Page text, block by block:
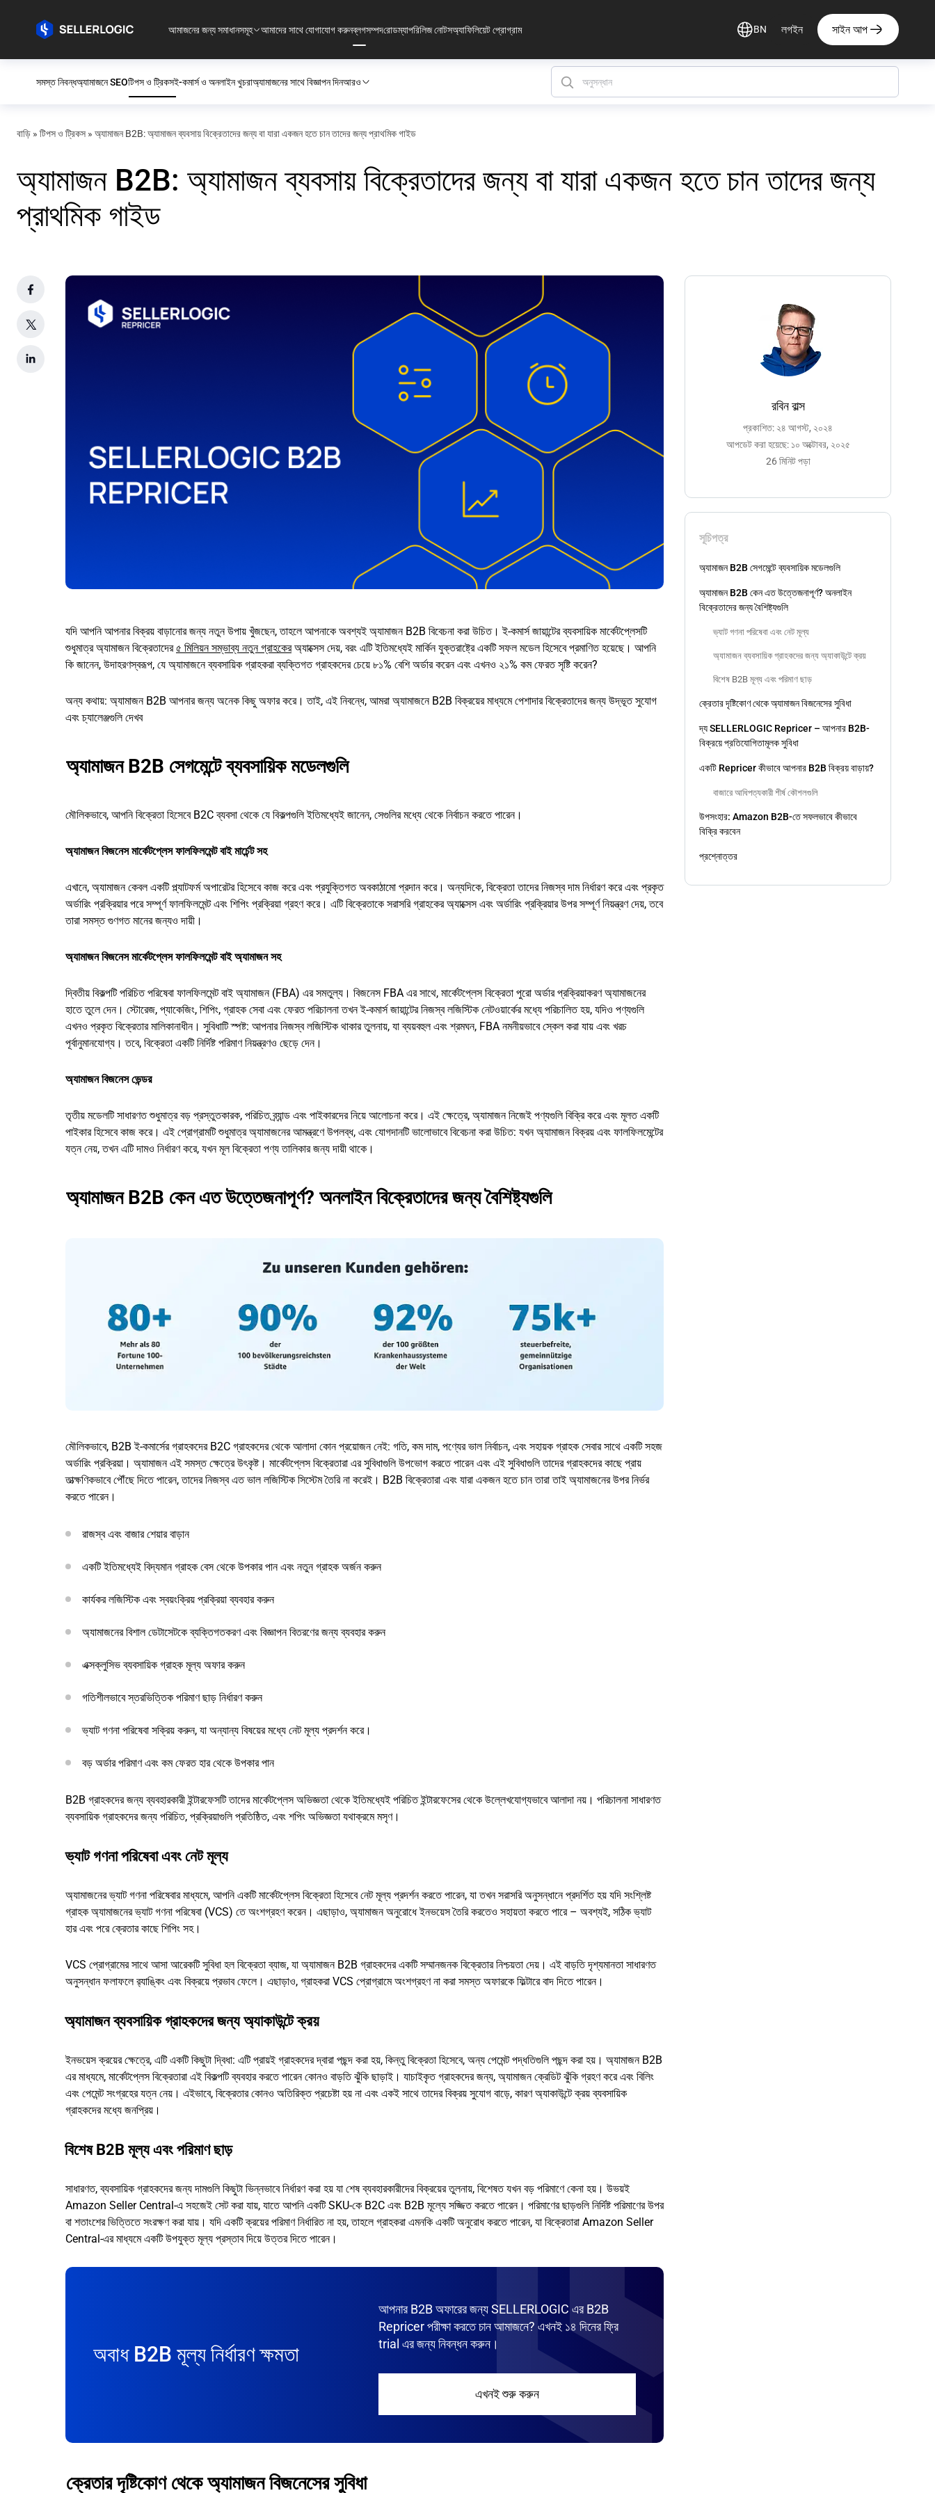
আমাজনের জন্য সমাধানসমূহ আমাদের সাথে যোগাযোগ করুনব্লগসম্পদরোডম্যাপরিলিজ নোটসঅ্যাফিলিয়েট প্রোগ্রাম BN লগইন সাইন আপ
সমস্ত নিবন্ধঅ্যামাজনে SEOটিপস ও ট্রিকসই-কমার্স ও অনলাইন খুচরাঅ্যামাজনের সাথে বিজ্ঞাপন দিনআরও
বাড়ি » টিপস ও ট্রিকস » অ্যামাজন B2B: অ্যামাজন ব্যবসায় বিক্রেতাদের জন্য বা যারা একজন হতে চান তাদের জন্য প্রাথমিক গাইড
অ্যামাজন B2B: অ্যামাজন ব্যবসায় বিক্রেতাদের জন্য বা যারা একজন হতে চান তাদের জন্য
প্রাথমিক গাইড
রবিন বাল্স
প্রকাশিত: ২৪ আগস্ট, ২০২৪
আপডেট করা হয়েছে: ১০ অক্টোবর, ২০২৫
26 মিনিট পড়া
সূচিপত্র
অ্যামাজন B2B সেগমেন্টে ব্যবসায়িক মডেলগুলি
অ্যামাজন B2B কেন এত উত্তেজনাপূর্ণ? অনলাইন
বিক্রেতাদের জন্য বৈশিষ্ট্যগুলি
ভ্যাট গণনা পরিষেবা এবং নেট মূল্য
অ্যামাজন ব্যবসায়িক গ্রাহকদের জন্য অ্যাকাউন্টে ক্রয়
বিশেষ B2B মূল্য এবং পরিমাণ ছাড়
ক্রেতার দৃষ্টিকোণ থেকে অ্যামাজন বিজনেসের সুবিধা
দ্য SELLERLOGIC Repricer – আপনার B2B-
বিক্রয়ে প্রতিযোগিতামূলক সুবিধা
একটি Repricer কীভাবে আপনার B2B বিক্রয় বাড়ায়?
বাজারে আধিপত্যকারী শীর্ষ কৌশলগুলি
উপসংহার: Amazon B2B-তে সফলভাবে কীভাবে
বিক্রি করবেন
প্রশ্নোত্তর
যদি আপনি আপনার বিক্রয় বাড়ানোর জন্য নতুন উপায় খুঁজছেন, তাহলে আপনাকে অবশ্যই অ্যামাজন B2B বিবেচনা করা উচিত। ই-কমার্স জায়ান্টের ব্যবসায়িক মার্কেটপ্লেসটি
শুধুমাত্র অ্যামাজন বিক্রেতাদের৫ মিলিয়ন সম্ভাব্য নতুন গ্রাহকেরঅ্যাক্সেস দেয়, বরং এটি ইতিমধ্যেই মার্কিন যুক্তরাষ্ট্রে একটি সফল মডেল হিসেবে প্রমাণিত হয়েছে। আপনি
কি জানেন, উদাহরণস্বরূপ, যে অ্যামাজনে ব্যবসায়িক গ্রাহকরা ব্যক্তিগত গ্রাহকদের চেয়ে ৮১% বেশি অর্ডার করেন এবং এখনও ২১% কম ফেরত সৃষ্টি করেন?
অন্য কথায়: অ্যামাজন B2B আপনার জন্য অনেক কিছু অফার করে। তাই, এই নিবন্ধে, আমরা অ্যামাজনে B2B বিক্রয়ের মাধ্যমে পেশাদার বিক্রেতাদের জন্য উদ্ভূত সুযোগ
এবং চ্যালেঞ্জগুলি দেখব
অ্যামাজন B2B সেগমেন্টে ব্যবসায়িক মডেলগুলি
মৌলিকভাবে, আপনি বিক্রেতা হিসেবে B2C ব্যবসা থেকে যে বিকল্পগুলি ইতিমধ্যেই জানেন, সেগুলির মধ্যে থেকে নির্বাচন করতে পারেন।
অ্যামাজন বিজনেস মার্কেটপ্লেস ফালফিলমেন্ট বাই মার্চেন্ট সহ
এখানে, অ্যামাজন কেবল একটি প্ল্যাটফর্ম অপারেটর হিসেবে কাজ করে এবং প্রযুক্তিগত অবকাঠামো প্রদান করে। অন্যদিকে, বিক্রেতা তাদের নিজস্ব দাম নির্ধারণ করে এবং প্রকৃত
অর্ডারিং প্রক্রিয়ার পরে সম্পূর্ণ ফালফিলমেন্ট এবং শিপিং প্রক্রিয়া গ্রহণ করে। এটি বিক্রেতাকে সরাসরি গ্রাহকের অ্যাক্সেস এবং অর্ডারিং প্রক্রিয়ার উপর সম্পূর্ণ নিয়ন্ত্রণ দেয়, তবে
তারা সমস্ত গুণগত মানের জন্যও দায়ী।
অ্যামাজন বিজনেস মার্কেটপ্লেস ফালফিলমেন্ট বাই অ্যামাজন সহ
দ্বিতীয় বিকল্পটি পরিচিত পরিষেবা ফালফিলমেন্ট বাই অ্যামাজন (FBA) এর সমতুল্য। বিজনেস FBA এর সাথে, মার্কেটপ্লেস বিক্রেতা পুরো অর্ডার প্রক্রিয়াকরণ অ্যামাজনের
হাতে তুলে দেন। স্টোরেজ, প্যাকেজিং, শিপিং, গ্রাহক সেবা এবং ফেরত পরিচালনা তখন ই-কমার্স জায়ান্টের নিজস্ব লজিস্টিক নেটওয়ার্কের মধ্যে পরিচালিত হয়, যদিও পণ্যগুলি
এখনও প্রকৃত বিক্রেতার মালিকানাধীন। সুবিধাটি স্পষ্ট: আপনার নিজস্ব লজিস্টিক থাকার তুলনায়, যা ব্যয়বহুল এবং শ্রমঘন, FBA নমনীয়ভাবে স্কেল করা যায় এবং খরচ
পূর্বানুমানযোগ্য। তবে, বিক্রেতা একটি নির্দিষ্ট পরিমাণ নিয়ন্ত্রণও ছেড়ে দেন।
অ্যামাজন বিজনেস ভেন্ডর
তৃতীয় মডেলটি সাধারণত শুধুমাত্র বড় প্রস্তুতকারক, পরিচিত ব্র্যান্ড এবং পাইকারদের নিয়ে আলোচনা করে। এই ক্ষেত্রে, অ্যামাজন নিজেই পণ্যগুলি বিক্রি করে এবং মূলত একটি
পাইকার হিসেবে কাজ করে। এই প্রোগ্রামটি শুধুমাত্র অ্যামাজনের আমন্ত্রণে উপলব্ধ, এবং যোগদানটি ভালোভাবে বিবেচনা করা উচিত: যখন অ্যামাজন বিক্রয় এবং ফালফিলমেন্টের
যত্ন নেয়, তখন এটি দামও নির্ধারণ করে, যখন মূল বিক্রেতা পণ্য তালিকার জন্য দায়ী থাকে।
অ্যামাজন B2B কেন এত উত্তেজনাপূর্ণ? অনলাইন বিক্রেতাদের জন্য বৈশিষ্ট্যগুলি
মৌলিকভাবে, B2B ই-কমার্সের গ্রাহকদের B2C গ্রাহকদের থেকে আলাদা কোন প্রয়োজন নেই: গতি, কম দাম, পণ্যের ভাল নির্বাচন, এবং সহায়ক গ্রাহক সেবার সাথে একটি সহজ
অর্ডারিং প্রক্রিয়া। অ্যামাজন এই সমস্ত ক্ষেত্রে উৎকৃষ্ট। মার্কেটপ্লেস বিক্রেতারা এর সুবিধাগুলি উপভোগ করতে পারেন এবং এই সুবিধাগুলি তাদের গ্রাহকদের কাছে প্রায়
তাত্ক্ষণিকভাবে পৌঁছে দিতে পারেন, তাদের নিজস্ব এত ভাল লজিস্টিক সিস্টেম তৈরি না করেই। B2B বিক্রেতারা এবং যারা একজন হতে চান তারা তাই অ্যামাজনের উপর নির্ভর
করতে পারেন।
রাজস্ব এবং বাজার শেয়ার বাড়ান
একটি ইতিমধ্যেই বিদ্যমান গ্রাহক বেস থেকে উপকার পান এবং নতুন গ্রাহক অর্জন করুন
কার্যকর লজিস্টিক এবং স্বয়ংক্রিয় প্রক্রিয়া ব্যবহার করুন
অ্যামাজনের বিশাল ডেটাসেটকে ব্যক্তিগতকরণ এবং বিজ্ঞাপন বিতরণের জন্য ব্যবহার করুন
এক্সক্লুসিভ ব্যবসায়িক গ্রাহক মূল্য অফার করুন
গতিশীলভাবে স্তরভিত্তিক পরিমাণ ছাড় নির্ধারণ করুন
ভ্যাট গণনা পরিষেবা সক্রিয় করুন, যা অন্যান্য বিষয়ের মধ্যে নেট মূল্য প্রদর্শন করে।
বড় অর্ডার পরিমাণ এবং কম ফেরত হার থেকে উপকার পান
B2B গ্রাহকদের জন্য ব্যবহারকারী ইন্টারফেসটি তাদের মার্কেটপ্লেস অভিজ্ঞতা থেকে ইতিমধ্যেই পরিচিত ইন্টারফেসের থেকে উল্লেখযোগ্যভাবে আলাদা নয়। পরিচালনা সাধারণত
ব্যবসায়িক গ্রাহকদের জন্য পরিচিত, প্রক্রিয়াগুলি প্রতিষ্ঠিত, এবং শপিং অভিজ্ঞতা যথাক্রমে মসৃণ।
ভ্যাট গণনা পরিষেবা এবং নেট মূল্য
অ্যামাজনের ভ্যাট গণনা পরিষেবার মাধ্যমে, আপনি একটি মার্কেটপ্লেস বিক্রেতা হিসেবে নেট মূল্য প্রদর্শন করতে পারেন, যা তখন সরাসরি অনুসন্ধানে প্রদর্শিত হয় যদি সংশ্লিষ্ট
গ্রাহক অ্যামাজনের ভ্যাট গণনা পরিষেবা (VCS) তে অংশগ্রহণ করেন। এছাড়াও, অ্যামাজন অনুরোধে ইনভয়েস তৈরি করতেও সহায়তা করতে পারে – অবশ্যই, সঠিক ভ্যাট
হার এবং পরে ক্রেতার কাছে শিপিং সহ।
VCS প্রোগ্রামের সাথে আসা আরেকটি সুবিধা হল বিক্রেতা ব্যাজ, যা অ্যামাজন B2B গ্রাহকদের একটি সম্মানজনক বিক্রেতার নিশ্চয়তা দেয়। এই বাড়তি দৃশ্যমানতা সাধারণত
অনুসন্ধান ফলাফলে র‌্যাঙ্কিং এবং বিক্রয়ে প্রভাব ফেলে। এছাড়াও, গ্রাহকরা VCS প্রোগ্রামে অংশগ্রহণ না করা সমস্ত অফারকে ফিল্টারে বাদ দিতে পারেন।
অ্যামাজন ব্যবসায়িক গ্রাহকদের জন্য অ্যাকাউন্টে ক্রয়
ইনভয়েস ক্রয়ের ক্ষেত্রে, এটি একটি কিছুটা দ্বিধা: এটি প্রায়ই গ্রাহকদের দ্বারা পছন্দ করা হয়, কিন্তু বিক্রেতা হিসেবে, অন্য পেমেন্ট পদ্ধতিগুলি পছন্দ করা হয়। অ্যামাজন B2B
এর মাধ্যমে, মার্কেটপ্লেস বিক্রেতারা এই বিকল্পটি ব্যবহার করতে পারেন কোনও বাড়তি ঝুঁকি ছাড়াই। যাচাইকৃত গ্রাহকদের জন্য, অ্যামাজন ক্রেডিট ঝুঁকি গ্রহণ করে এবং বিলিং
এবং পেমেন্ট সংগ্রহের যত্ন নেয়। এইভাবে, বিক্রেতার কোনও অতিরিক্ত প্রচেষ্টা হয় না এবং একই সাথে তাদের বিক্রয় সুযোগ বাড়ে, কারণ অ্যাকাউন্টে ক্রয় ব্যবসায়িক
গ্রাহকদের মধ্যে জনপ্রিয়।
বিশেষ B2B মূল্য এবং পরিমাণ ছাড়
সাধারণত, ব্যবসায়িক গ্রাহকদের জন্য দামগুলি কিছুটা ভিন্নভাবে নির্ধারণ করা হয় যা শেষ ব্যবহারকারীদের বিক্রয়ের তুলনায়, বিশেষত যখন বড় পরিমাণে কেনা হয়। উভয়ই
Amazon Seller Central-এ সহজেই সেট করা যায়, যাতে আপনি একটি SKU-কে B2C এবং B2B মূল্যে সজ্জিত করতে পারেন। পরিমাণের ছাড়গুলি নির্দিষ্ট পরিমাণের উপর
বা শতাংশের ভিত্তিতে সংরক্ষণ করা যায়। যদি একটি ক্রয়ের পরিমাণ নির্ধারিত না হয়, তাহলে গ্রাহকরা এমনকি একটি অনুরোধ করতে পারেন, যা বিক্রেতারা Amazon Seller
Central-এর মাধ্যমে একটি উপযুক্ত মূল্য প্রস্তাব দিয়ে উত্তর দিতে পারেন।
অবাধ B2B মূল্য নির্ধারণ ক্ষমতা
আপনার B2B অফারের জন্য SELLERLOGIC এর B2B
Repricer পরীক্ষা করতে চান আমাজনে? এখনই ১৪ দিনের ফ্রি
trial এর জন্য নিবন্ধন করুন।
এখনই শুরু করুন
ক্রেতার দৃষ্টিকোণ থেকে অ্যামাজন বিজনেসের সুবিধা